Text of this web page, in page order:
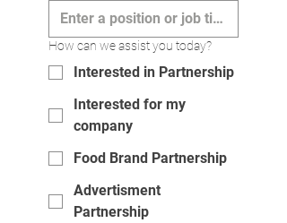
How can we assist you today?
Interested in Partnership
Interested for my
company
Food Brand Partnership
Advertisment
Partnership